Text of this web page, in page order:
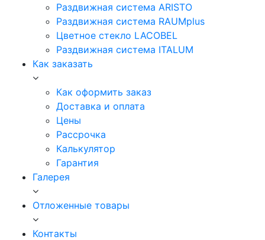
Раздвижная система ARISTO
Раздвижная система RAUMplus
Цветное стекло LACOBEL
Раздвижная система ITALUM
Как заказать
Как оформить заказ
Доставка и оплата
Цены
Рассрочка
Калькулятор
Гарантия
Галерея
Отложенные товары
Контакты